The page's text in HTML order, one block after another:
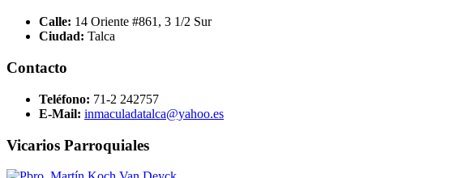
Calle: 14 Oriente #861, 3 1/2 Sur
Ciudad: Talca
Contacto
Teléfono: 71-2 242757
E-Mail: inmaculadatalca@yahoo.es
Vicarios Parroquiales